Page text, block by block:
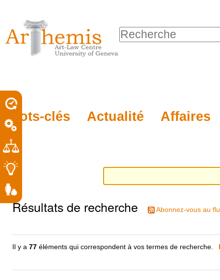
personnels
contenu.
à
la
navigation
Mots-clés Actualité Affaires
Chercher par
Résultats de recherche Abonnez-vous au
Il y a77 éléments qui correspondent à vos termes de recherche.